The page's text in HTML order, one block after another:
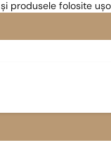
produsele folosite